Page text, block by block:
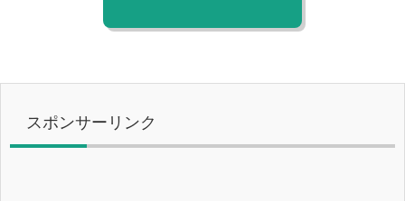
スポンサーリンク